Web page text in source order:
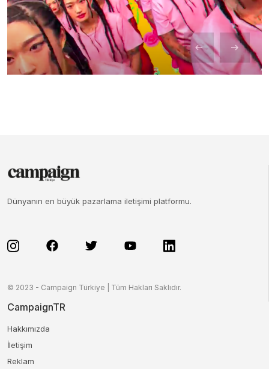
Dünyanın en büyük pazarlama iletişimi platformu.
© 2023 - Campaign Türkiye | Tüm Hakları Saklıdır.
CampaignTR
Hakkımızda
İletişim
Reklam